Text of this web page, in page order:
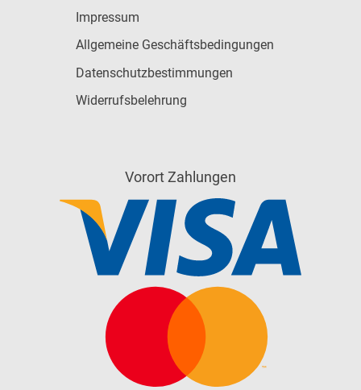
Impressum
Allgemeine Geschäftsbedingungen
Datenschutzbestimmungen
Widerrufsbelehrung
Vorort Zahlungen